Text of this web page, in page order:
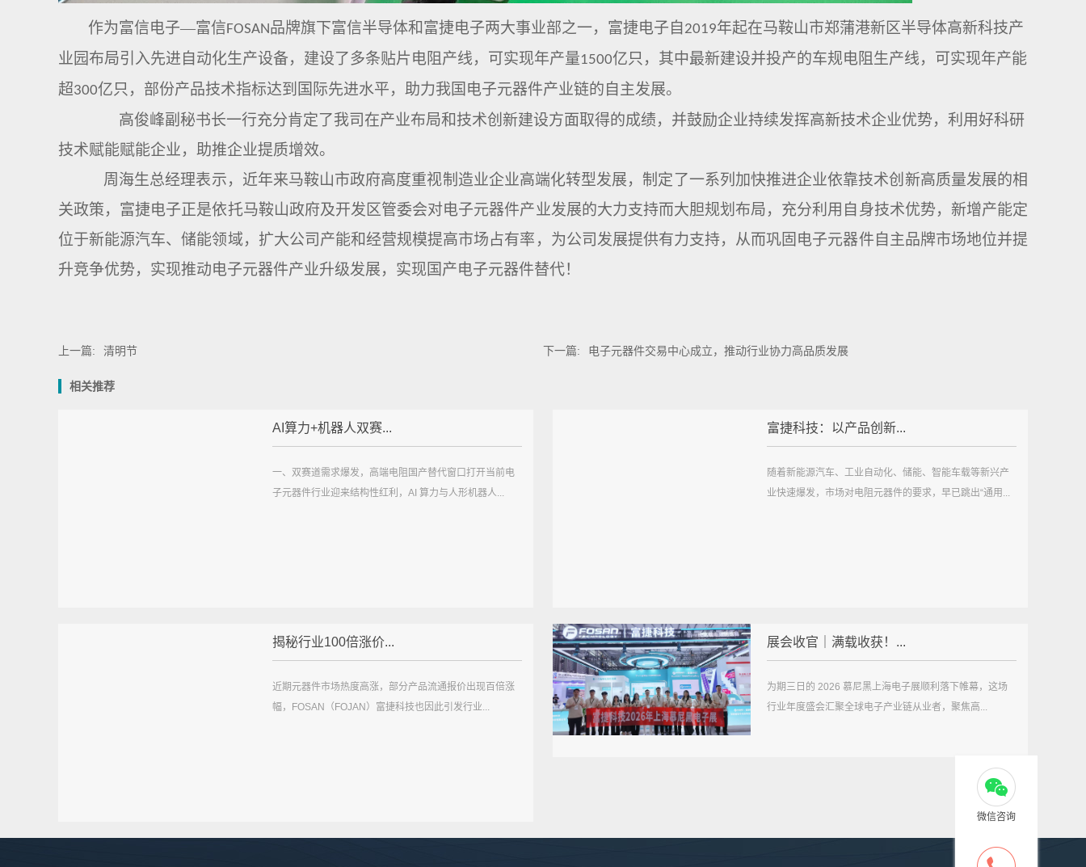
作为富信电子—富信FOSAN品牌旗下富信半导体和富捷电子两大事业部之一，富捷电子自 2019年起在马鞍山市郑蒲港新区半导体高新科技产
业园布局引入先进自动化生产设备，建设了多条贴片电阻产线，可实现年产量1500亿只，其中最新建设并投产的车规电阻生产线，可实现年产能
超300亿只 ，部份产品技术指标达到国际先进水平，助力我国电子元器件产业链的自主发展。
高俊峰副秘书长一行充分肯定了我司在产业布局和技术创新建设方面取得的成绩，并鼓励企业持续发挥高新技术企业优势，利用好科研
技术赋能赋能企业，助推企业提质增效。
周海生总经理表示，近年来马鞍山市政府高度重视制造业企业高端化转型发展，制定了一系列加快推进企业依靠技术创新高质量发展的相
关政策，富捷电子正是依托马鞍山政府及开发区管委会对电子元器件产业发展的大力支持而大胆规划布局，充分利用自身技术优势， 新增产能定
位于新能源汽车、储能领域，扩大公司产能和经营规模提高市场占有率，为公司发展提供有力支持，从而巩固电子元器件自主品牌市场地位并提
升竞争优势，实现推动电子元器件产业升级发展，实现国产电子元器件替代！
上一篇: 清明节 下一篇: 电子元器件交易中心成立，推动行业协力高品质发展
相关推荐
AI算力+机器人双赛...
一、双赛道需求爆发，高端电阻国产替代窗口打开当前电
子元器件行业迎来结构性红利，AI 算力与人形机器人...
富捷科技：以产品创新...
随着新能源汽车、工业自动化、储能、智能车载等新兴产
业快速爆发，市场对电阻元器件的要求，早已跳出“通用...
揭秘行业100倍涨价...
近期元器件市场热度高涨，部分产品流通报价出现百倍涨
幅，FOSAN（FOJAN）富捷科技也因此引发行业...
展会收官｜满载收获！...
为期三日的 2026 慕尼黑上海电子展顺利落下帷幕，这场
行业年度盛会汇聚全球电子产业链从业者，聚焦高...
微信咨询